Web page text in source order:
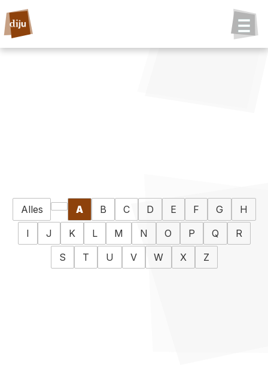
Alles A B C D E F G
H
I
J K L M N O P Q
R
S
T U V W X Z